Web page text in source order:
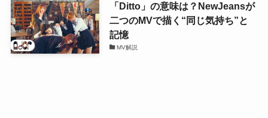
「Ditto」の意味は？NewJeansが
二つのMVで描く“同じ気持ち”と
記憶
MV解説